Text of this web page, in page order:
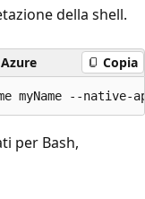
della shell.
Copia
per Bash,